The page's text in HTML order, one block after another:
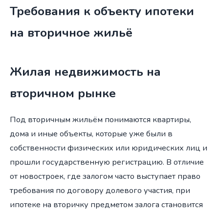
Требования к объекту ипотеки
на вторичное жильё
Жилая недвижимость на
вторичном рынке
Под вторичным жильём понимаются квартиры,
дома и иные объекты, которые уже были в
собственности физических или юридических лиц и
прошли государственную регистрацию. В отличие
от новостроек, где залогом часто выступает право
требования по договору долевого участия, при
ипотеке на вторичку предметом залога становится